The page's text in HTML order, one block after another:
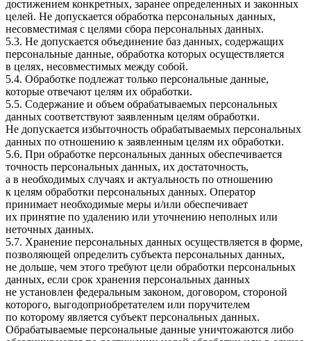
достижением конкретных, заранее определенных и законных
целей. Не допускается обработка персональных данных,
несовместимая с целями сбора персональных данных.
5.3. Не допускается объединение баз данных, содержащих
персональные данные, обработка которых осуществляется
в целях, несовместимых между собой.
5.4. Обработке подлежат только персональные данные,
которые отвечают целям их обработки.
5.5. Содержание и объем обрабатываемых персональных
данных соответствуют заявленным целям обработки.
Не допускается избыточность обрабатываемых персональных
данных по отношению к заявленным целям их обработки.
5.6. При обработке персональных данных обеспечивается
точность персональных данных, их достаточность,
а в необходимых случаях и актуальность по отношению
к целям обработки персональных данных. Оператор
принимает необходимые меры и/или обеспечивает
их принятие по удалению или уточнению неполных или
неточных данных.
5.7. Хранение персональных данных осуществляется в форме,
позволяющей определить субъекта персональных данных,
не дольше, чем этого требуют цели обработки персональных
данных, если срок хранения персональных данных
не установлен федеральным законом, договором, стороной
которого, выгодоприобретателем или поручителем
по которому является субъект персональных данных.
Обрабатываемые персональные данные уничтожаются либо